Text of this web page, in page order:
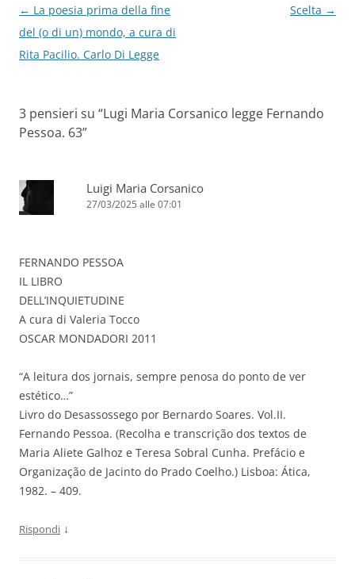
Navigazione
articolo
← La poesia prima della fine
del (o di un) mondo, a cura di
Rita Pacilio. Carlo Di Legge
Scelta →
3 pensieri su “Lugi Maria Corsanico legge Fernando
Pessoa. 63”
Luigi Maria Corsanico
27/03/2025 alle 07:01
FERNANDO PESSOA
IL LIBRO
DELL’INQUIETUDINE
A cura di Valeria Tocco
OSCAR MONDADORI 2011
“A leitura dos jornais, sempre penosa do ponto de ver
estético…”
Livro do Desassossego por Bernardo Soares. Vol.II.
Fernando Pessoa. (Recolha e transcrição dos textos de
Maria Aliete Galhoz e Teresa Sobral Cunha. Prefácio e
Organização de Jacinto do Prado Coelho.) Lisboa: Ática,
1982. – 409.
Rispondi ↓